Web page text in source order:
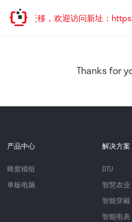
地址已迁移，欢迎访问新址：
Thanks for
产品中心
蜂窝模组
单板电脑
解决方案
DTU
智慧农业
智能穿戴
智能电表